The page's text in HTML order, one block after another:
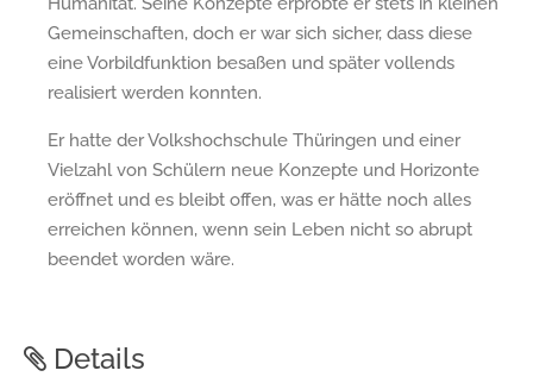
Gemeinschaften, doch er war sich sicher, dass diese
eine Vorbildfunktion besaßen und später vollends
realisiert werden konnten.
Er hatte der Volkshochschule Thüringen und einer
Vielzahl von Schülern neue Konzepte und Horizonte
eröffnet und es bleibt offen, was er hätte noch alles
erreichen können, wenn sein Leben nicht so abrupt
beendet worden wäre.
Details